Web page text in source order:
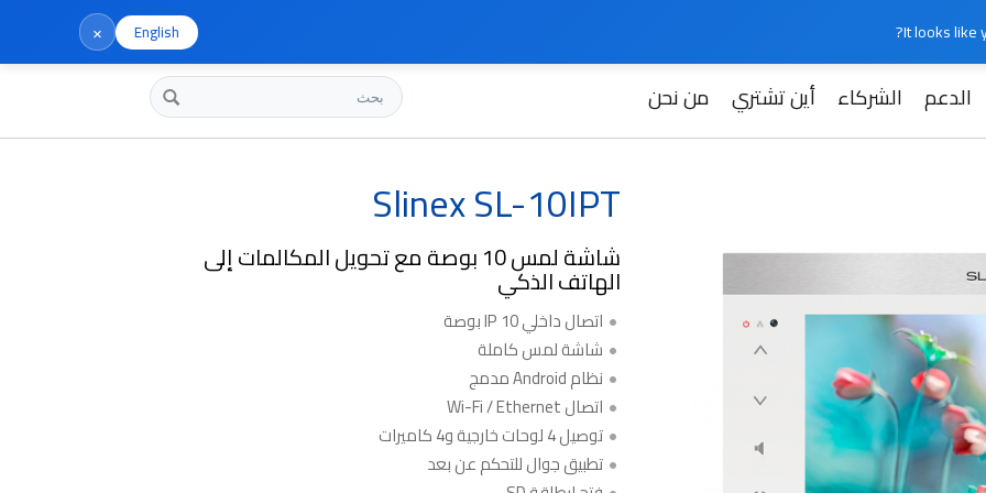
It looks like
English
×
الدعم الشركاء أين تشتري من نحن بحث Slinex SL-10IPT
Slinex SL-10IPT
شاشة لمس 10 بوصة مع تحويل المكالمات إلى
الهاتف الذكي
اتصال داخلي IP 10 بوصة
شاشة لمس كاملة
نظام Android مدمج
اتصال Wi-Fi / Ethernet
توصيل 4 لوحات خارجية و4 كاميرات
تطبيق جوال للتحكم عن بعد